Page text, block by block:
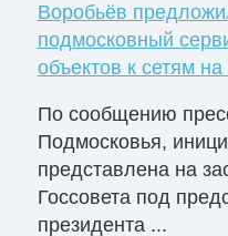
Воробьёв
подмосковный
объектов к сетям
По сообщению
Подмосковья,
представлена на
Госсовета под
президента ...